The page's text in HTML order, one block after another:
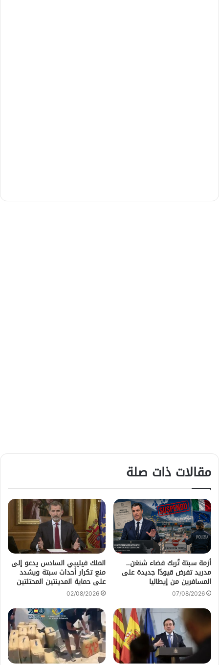
مقالات ذات صلة
أزمة سبتة تُربك فضاء شنغن..
مدريد تفرض قيودًا جديدة على
المسافرين من إيطاليا
07/08/2026
الملك فيليبي السادس يدعو إلى
منع تكرار أحداث سبتة ويشدد
على حماية المدينتين المحتلتين
02/08/2026